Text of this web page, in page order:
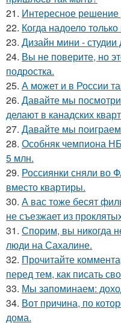
21. Интересное
22. Когда надоело
23. Дизайн мини - студии
24. Вы не поверите, но
подростка.
25. А может и в России
26. Давайте мы
делают в канадских
27. Давайте мы
28. Особняк чемпиона
5 млн.
29. Россиянки сняли во
вместо квартиры.
30. А вас тоже бесят
не съезжает из
31. Спорим, вы никогда
люди на Сахалине.
32. Прочитайте
перед тем, как писать
33. Мы запоминаем:
34. Вот причина, по
дома.